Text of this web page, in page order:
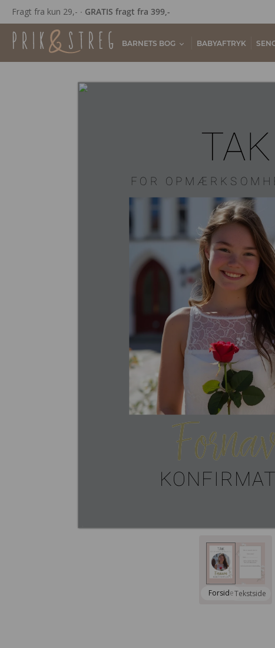
Fragt fra kun 29,- ∙ GRATIS fragt fra 399,-
BARNETS BOG BABYAFTRYK
TAK
FOR
ForsideTekstside